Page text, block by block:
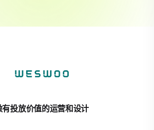
有投放价值的运营和设计